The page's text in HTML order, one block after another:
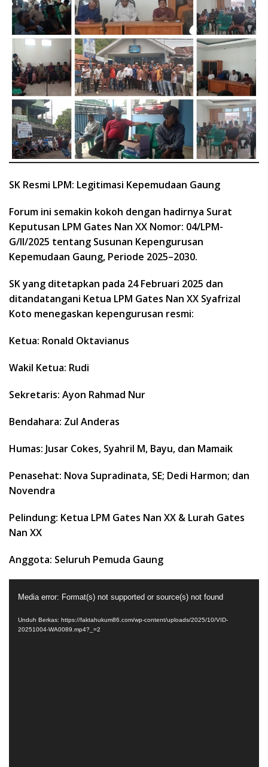
SK Resmi LPM: Legitimasi Kepemudaan Gaung
Forum ini semakin kokoh dengan hadirnya Surat
Keputusan LPM Gates Nan XX Nomor: 04/LPM-
G/II/2025 tentang Susunan Kepengurusan
Kepemudaan Gaung, Periode 2025–2030.
SK yang ditetapkan pada 24 Februari 2025 dan
ditandatangani Ketua LPM Gates Nan XX Syafrizal
Koto menegaskan kepengurusan resmi:
Ketua: Ronald Oktavianus
Wakil Ketua: Rudi
Sekretaris: Ayon Rahmad Nur
Bendahara: Zul Anderas
Humas: Jusar Cokes, Syahril M, Bayu, dan Mamaik
Penasehat: Nova Supradinata, SE; Dedi Harmon; dan
Novendra
Pelindung: Ketua LPM Gates Nan XX & Lurah Gates
Nan XX
Anggota: Seluruh Pemuda Gaung
Video
Media error: Format(s) not supported or source(s) not found
Unduh Berkas: https://faktahukum86.com/wp-content/uploads/2025/10/VID-
20251004-WA0089.mp4?_=2